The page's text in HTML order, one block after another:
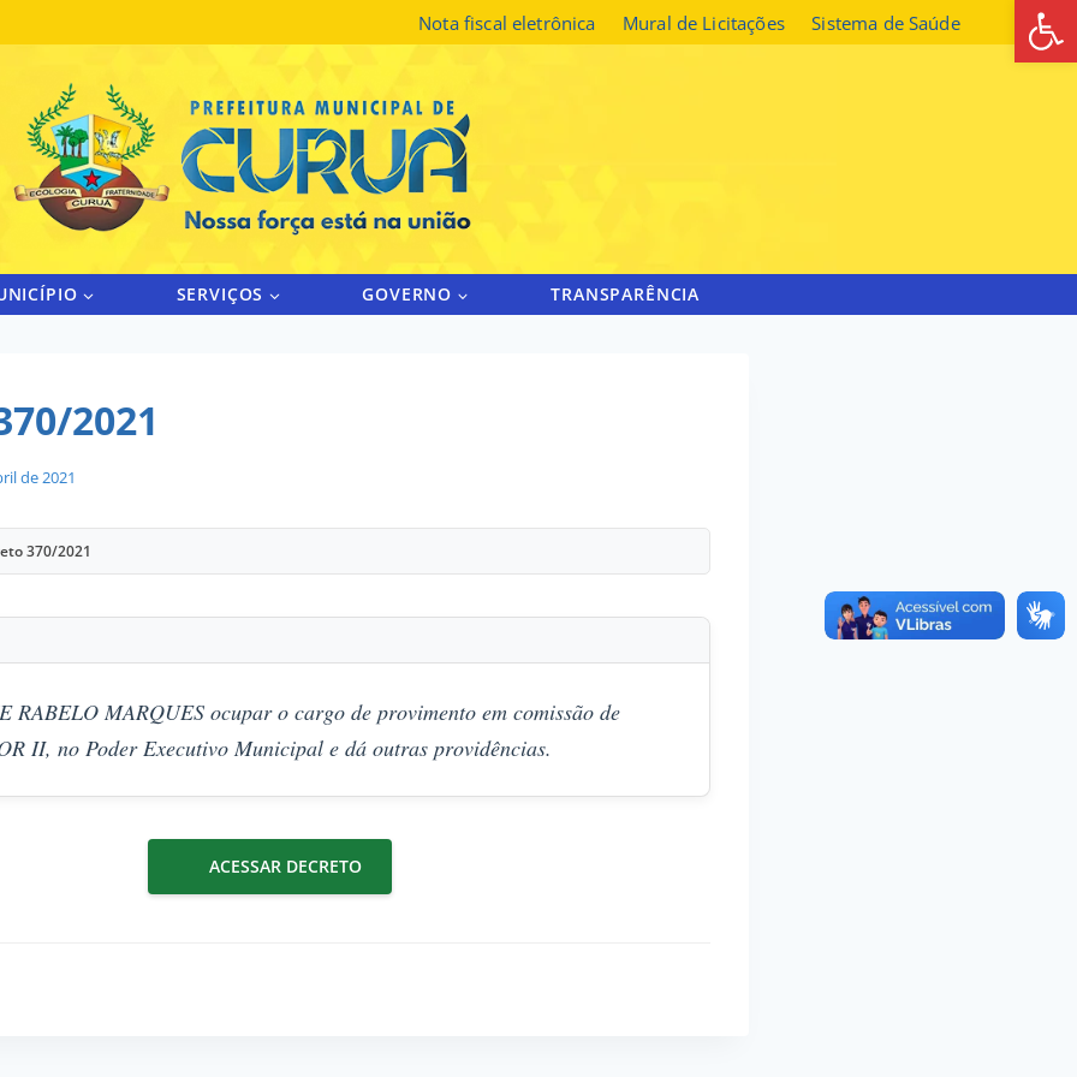
Nota fiscal eletrônica Mural de Licitações Sistema de Saúde
SERVIÇOS GOVERNO TRANSPARÊNCIA
2021
de 2021
370/2021
RABELO MARQUES ocupar o cargo de provimento em comissão de
II, no Poder Executivo Municipal e dá outras providências.
ACESSAR DECRETO